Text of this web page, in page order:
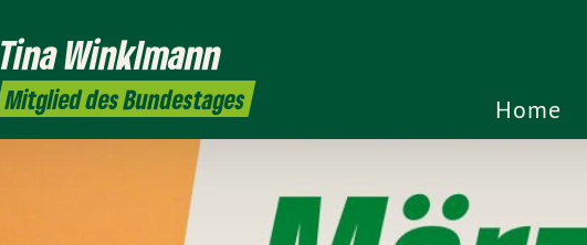
TinaWinklmann
Mitglied des Bundestages Home